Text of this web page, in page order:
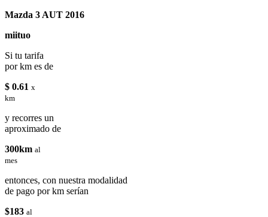
Mazda 3 AUT 2016
miituo
Si tu tarifa
por km es de
$ 0.61 x
km
y recorres un
aproximado de
300km al
mes
entonces, con nuestra modalidad
de pago por km serían
$183 al